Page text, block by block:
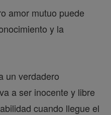
amor mutuo puede
y la
un verdadero
a ser inocente y libre
cuando llegue el